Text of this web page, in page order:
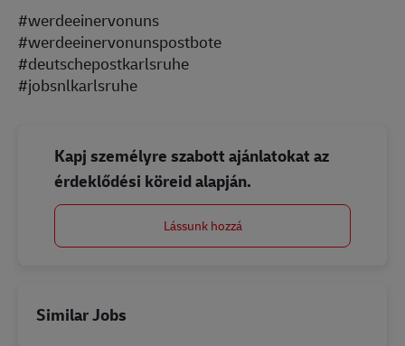
#werdeeinervonuns
#werdeeinervonunspostbote
#deutschepostkarlsruhe
#jobsnlkarlsruhe
Kapj személyre szabott ajánlatokat az
érdeklődési köreid alapján.
Lássunk hozzá
Similar Jobs